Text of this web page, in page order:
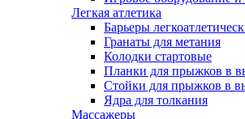
Легкая атлетика
Барьеры
Гранаты для метания
Колодки стартовые
Планки для прыжков в
Стойки для прыжков в
Ядра для толкания
Массажеры